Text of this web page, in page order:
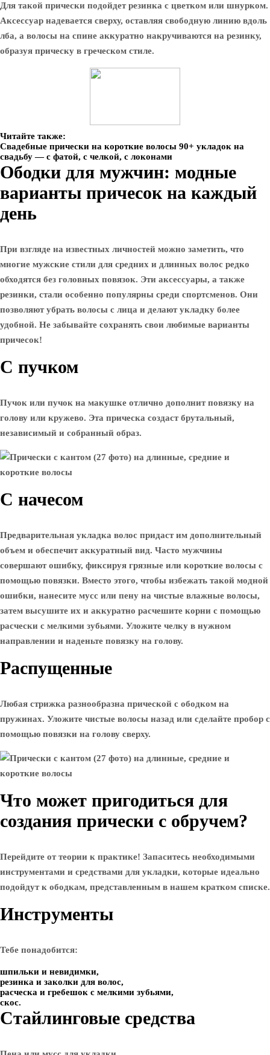
Для такой прически подойдет резинка с цветком или шнурком.
Аксессуар надевается сверху, оставляя свободную линию вдоль
лба, а волосы на спине аккуратно накручиваются на резинку,
образуя прическу в греческом стиле.
Читайте также:
Свадебные прически на короткие волосы 90+ укладок на
свадьбу — с фатой, с челкой, с локонами
Ободки для мужчин: модные
варианты причесок на каждый
день
При взгляде на известных личностей можно заметить, что
многие мужские стили для средних и длинных волос редко
обходятся без головных повязок. Эти аксессуары, а также
резинки, стали особенно популярны среди спортсменов. Они
позволяют убрать волосы с лица и делают укладку более
удобной. Не забывайте сохранять свои любимые варианты
причесок!
С пучком
Пучок или пучок на макушке отлично дополнит повязку на
голову или кружево. Эта прическа создаст брутальный,
независимый и собранный образ.
С начесом
Предварительная укладка волос придаст им дополнительный
объем и обеспечит аккуратный вид. Часто мужчины
совершают ошибку, фиксируя грязные или короткие волосы с
помощью повязки. Вместо этого, чтобы избежать такой модной
ошибки, нанесите мусс или пену на чистые влажные волосы,
затем высушите их и аккуратно расчешите корни с помощью
расчески с мелкими зубьями. Уложите челку в нужном
направлении и наденьте повязку на голову.
Распущенные
Любая стрижка разнообразна прической с ободком на
пружинах. Уложите чистые волосы назад или сделайте пробор с
помощью повязки на голову сверху.
Что может пригодиться для
создания прически с обручем?
Перейдите от теории к практике! Запаситесь необходимыми
инструментами и средствами для укладки, которые идеально
подойдут к ободкам, представленным в нашем кратком списке.
Инструменты
Тебе понадобится:
шпильки и невидимки,
резинка и заколки для волос,
расческа и гребешок с мелкими зубьями,
скос.
Стайлинговые средства